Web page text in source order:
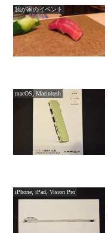
我が家のイベント
macOS, Macintosh
iPhone, iPad, Vision Pro